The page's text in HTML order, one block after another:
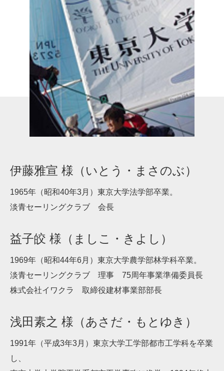
伊藤雅宣 様（いとう・まさのぶ）
1965年（昭和40年3月）東京大学法学部卒業。
淡青セーリングクラブ 会長
益子皎 様（ましこ・きよし）
1969年（昭和44年6月）東京大学農学部林学科卒業。
淡青セーリングクラブ 理事 75周年事業準備委員長
株式会社イワクラ 取締役建材事業部部長
浅田素之 様（あさだ・もとゆき）
1991年（平成3年3月）東京大学工学部都市工学科を卒業
し、